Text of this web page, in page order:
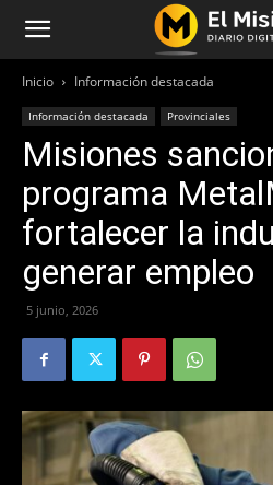
Inicio Información destacada
Información destacada Provinciales
Misiones
programa
fortalecer la
generar empleo
5 junio, 2026